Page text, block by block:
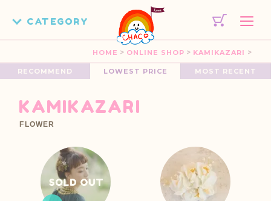
HOME > ONLINE SHOP > KAMIKAZARI >
RECOMMEND LOWEST PRICE MOST RECENT
KAMIKAZARI
FLOWER